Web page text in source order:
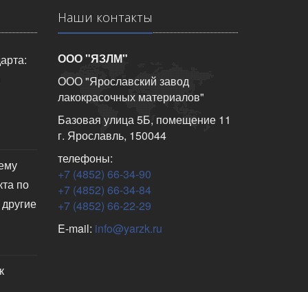
по
Наши контакты
ООО "ЯЗЛМ"
ООО "Ярославский завод
лакокрасочных материалов"
Базовая улица 5Б, помещение 11
г. Ярославль, 150044
телефоны:
+7 (4852) 66-34-90
+7 (4852) 66-34-84
+7 (4852) 66-22-29
E-mail: info@yarzk.ru